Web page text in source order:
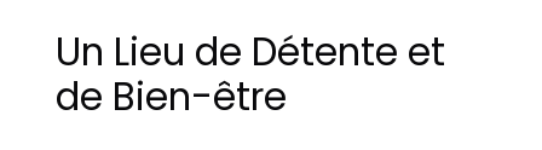
Un Lieu de Détente et
de Bien-être